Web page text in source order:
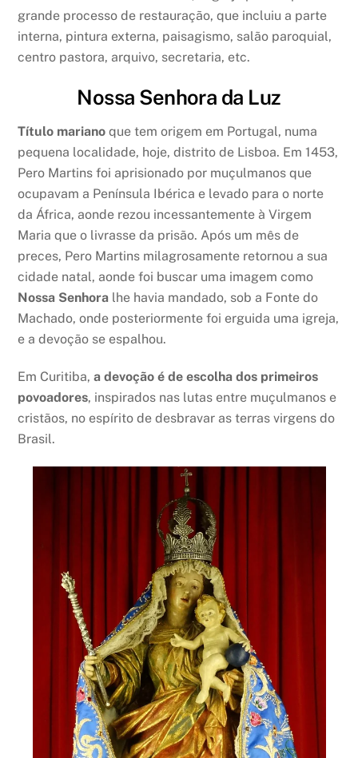
grande processo de restauração, que incluiu a parte
interna, pintura externa, paisagismo, salão paroquial,
centro pastora, arquivo, secretaria, etc.
Nossa Senhora da Luz
Título mariano que tem origem em Portugal, numa
pequena localidade, hoje, distrito de Lisboa. Em 1453,
Pero Martins foi aprisionado por muçulmanos que
ocupavam a Península Ibérica e levado para o norte
da África, aonde rezou incessantemente à Virgem
Maria que o livrasse da prisão. Após um mês de
preces, Pero Martins milagrosamente retornou a sua
cidade natal, aonde foi buscar uma imagem como
Nossa Senhora lhe havia mandado, sob a Fonte do
Machado, onde posteriormente foi erguida uma igreja,
e a devoção se espalhou.
Em Curitiba,a devoção é de escolha dos primeiros
povoadores, inspirados nas lutas entre muçulmanos e
cristãos, no espírito de desbravar as terras virgens do
Brasil.